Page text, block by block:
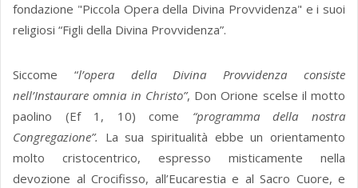
fondazione "Piccola Opera della Divina Provvidenza" e i suoi
religiosi “Figli della Divina Provvidenza”.
Siccome “l’opera della Divina Provvidenza consiste
nell’Instaurare omnia in Christo”, Don Orione scelse il motto
paolino (Ef 1, 10) come “programma della nostra
Congregazione”. La sua spiritualità ebbe un orientamento
molto cristocentrico, espresso misticamente nella
devozione al Crocifisso, all’Eucarestia e al Sacro Cuore, e